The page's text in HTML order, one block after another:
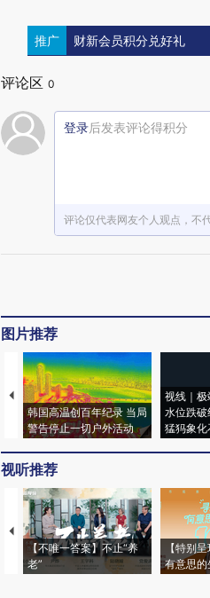
推广 财新会员积分兑好礼
评论区 0
登录后发表评论得积分
评论仅代表网友个人观点，不
图片推荐
韩国高温创百年纪录 当局
警告停止一切户外活动
视线｜
水位跌
猛犸象化
视听推荐
【不唯一答案】不止“养
老”
【特别
有意思的